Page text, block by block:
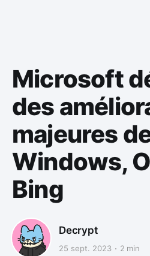
Microsoft
des
majeures
Windows,
Bing
Decrypt
25 sept. 2023 2 min